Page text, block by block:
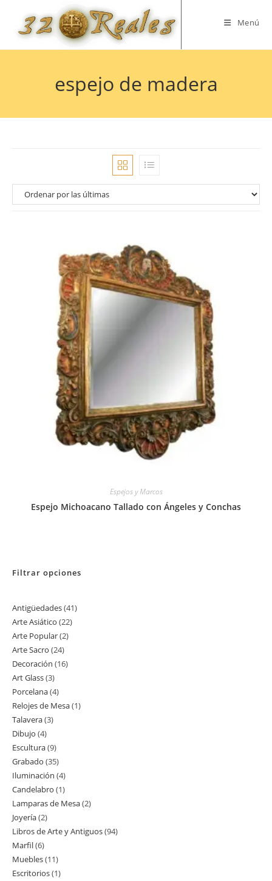
contenido
Menú
espejo de madera
Espejos y Marcos
Espejo Michoacano Tallado con Ángeles y Conchas
Filtrar opciones
Antigüedades 4141
Arte Asiático 2222
Arte Popular 22
Arte Sacro 2424
productos
Decoración 1616
Art Glass 33
productos
Porcelana 44
productos
Relojes de Mesa 11
Talavera 33
Dibujo 44
productos
Escultura 99
productos
Grabado 3535
productos
Iluminación 44
productos
Candelabro 11
producto
Lamparas de Mesa 22
Joyería 22
productos
Libros de Arte y Antiguos 9494
Marfil 66
productos
Muebles 1111
productos
Escritorios 11